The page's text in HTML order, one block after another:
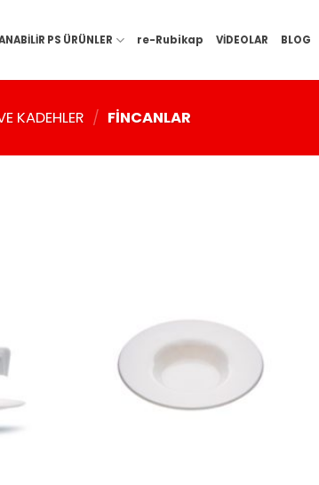
PS ÜRÜNLER re-Rubikap VİDEOLAR BLOG
KADEHLER / FINCANLAR